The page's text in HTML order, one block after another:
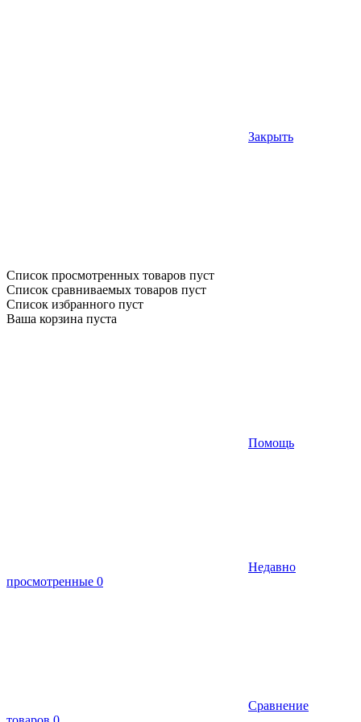
Закрыть
Список просмотренных товаров пуст
Список сравниваемых товаров пуст
Список избранного пуст
Ваша корзина пуста
Помощь
Недавно
просмотренные 0
Сравнение